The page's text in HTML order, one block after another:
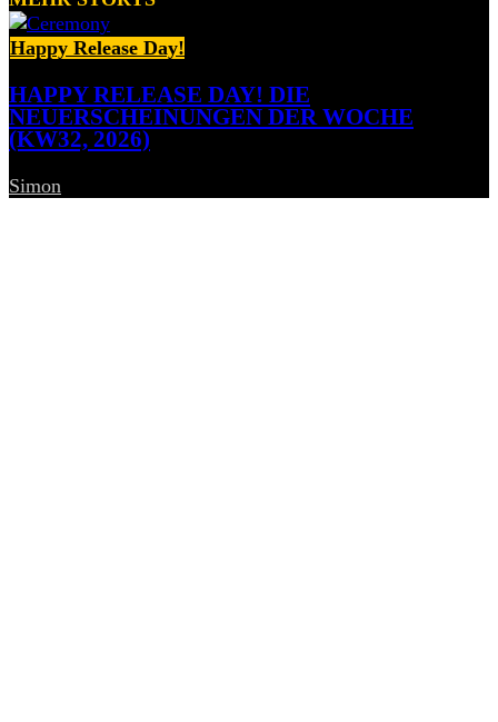
Happy Release Day!
HAPPY RELEASE DAY! DIE
NEUERSCHEINUNGEN DER WOCHE
(KW32, 2026)
Simon